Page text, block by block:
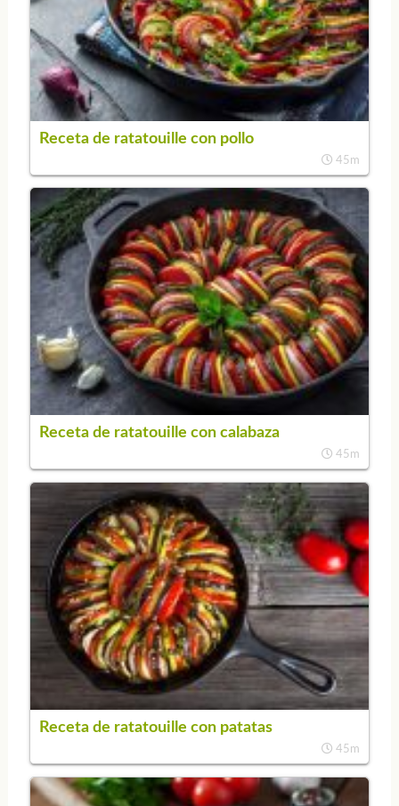
Receta de ratatouille con pollo
45m
Receta de ratatouille con calabaza
45m
Receta de ratatouille con patatas
45m